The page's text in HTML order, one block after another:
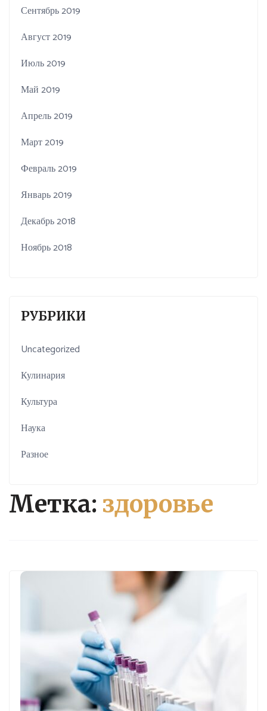
Метка: здоровье
Сентябрь 2019
Август 2019
Июль 2019
Май 2019
Апрель 2019
Март 2019
Февраль 2019
Январь 2019
Декабрь 2018
Ноябрь 2018
РУБРИКИ
Uncategorized
Кулинария
Культура
Наука
Разное